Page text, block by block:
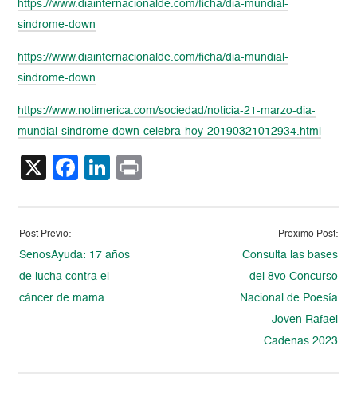
https://www.diainternacionalde.com/ficha/dia-mundial-
sindrome-down
https://www.diainternacionalde.com/ficha/dia-mundial-
sindrome-down
https://www.notimerica.com/sociedad/noticia-21-marzo-dia-
mundial-sindrome-down-celebra-hoy-20190321012934.html
X Facebook
LinkedIn
Post Previo:
SenosAyuda: 17 años
de lucha contra el
cáncer de mama
Proximo Post:
Consulta las bases
del 8vo Concurso
Nacional de Poesía
Joven Rafael
Cadenas 2023